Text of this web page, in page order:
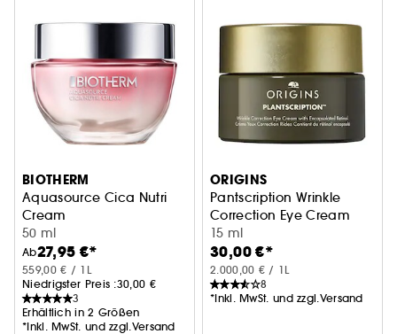
BIOTHERM
Aquasource Cica Nutri
Cream
Gesichtscreme
50 ml
Ab27,95 €*
559,00 € / 1L
Niedrigster Preis :30,00 €
3
Erhältlich in 2 Größen
*Inkl. MwSt. und zzgl.Versand
ORIGINS
Pantscription Wrinkle
Correction Eye Cream
with Encapsulated Retinol
15 ml
30,00 €*
2.000,00 € / 1L
8
*Inkl. MwSt. und zzgl.Versand